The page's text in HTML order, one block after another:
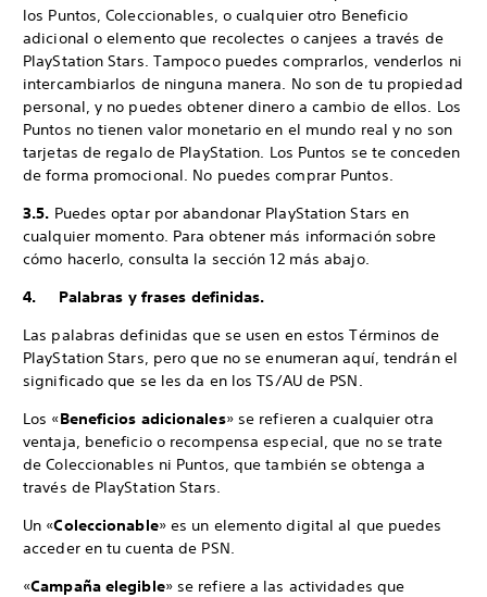
los Puntos, Coleccionables, o cualquier otro Beneficio
adicional o elemento que recolectes o canjees a través de
PlayStation Stars. Tampoco puedes comprarlos, venderlos ni
intercambiarlos de ninguna manera. No son de tu propiedad
personal, y no puedes obtener dinero a cambio de ellos. Los
Puntos no tienen valor monetario en el mundo real y no son
tarjetas de regalo de PlayStation. Los Puntos se te conceden
de forma promocional. No puedes comprar Puntos.
3.5. Puedes optar por abandonar PlayStation Stars en
cualquier momento. Para obtener más información sobre
cómo hacerlo, consulta la sección 12 más abajo.
4. Palabras y frases definidas.
Las palabras definidas que se usen en estos Términos de
PlayStation Stars, pero que no se enumeran aquí, tendrán el
significado que se les da en los TS/AU de PSN.
Los «Beneficios adicionales» se refieren a cualquier otra
ventaja, beneficio o recompensa especial, que no se trate
de Coleccionables ni Puntos, que también se obtenga a
través de PlayStation Stars.
Un «Coleccionable» es un elemento digital al que puedes
acceder en tu cuenta de PSN.
«Campaña elegible» se refiere a las actividades que